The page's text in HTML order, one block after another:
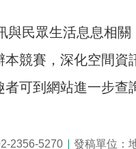
民眾生活息息相關
競賽，深化空間
者可到網站進一步查
2356-5270 發稿單位：